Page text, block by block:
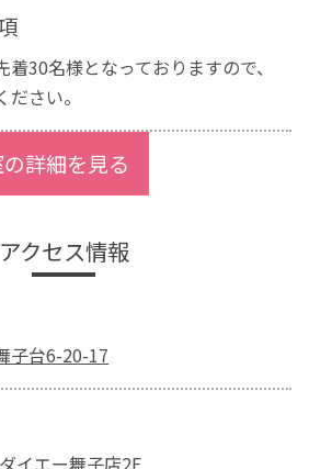
30名様となっておりますので、
さい。
詳細を見る
アクセス情報
子台6-20-17
イエー舞子店2F